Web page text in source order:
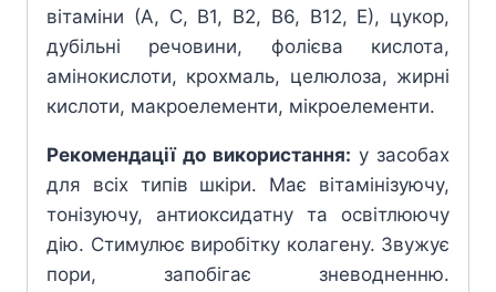
вітаміни (А, С, В1, В2, В6, В12, Е), цукор,
дубільні речовини, фолієва кислота,
амінокислоти, крохмаль, целюлоза, жирні
кислоти, макроелементи, мікроелементи.
Рекомендації до використання: у засобах
для всіх типів шкіри. Має вітамінізуючу,
тонізуючу, антиоксидатну та освітлюючу
дію. Стимулює виробітку колагену. Звужує
пори, запобігає зневодненню.